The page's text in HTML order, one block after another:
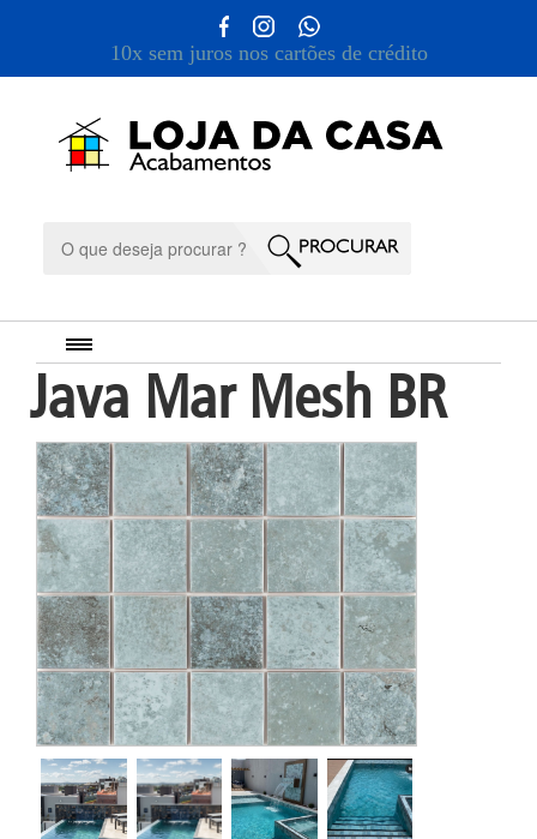
10x sem juros nos cartões de crédito
Java Mar Mesh BR